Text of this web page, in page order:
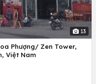
13
Phượng/ Zen Tower,
Việt Nam